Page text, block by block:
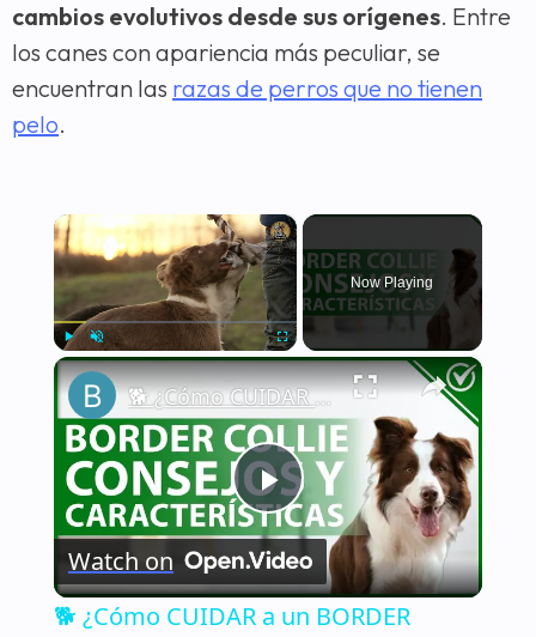
cambios evolutivos desde sus orígenes. Entre
los canes con apariencia más peculiar, se
encuentran las razas de perros que no tienen
pelo.
×
Play Unmute Fullscreen
Now Playing
×
Play
Video
🐕 ¿Cómo CUIDAR a un BORDER COLLIE correctamente? - Características y consejos 🐕
Watch on
🐕 ¿Cómo CUIDAR a un BORDER